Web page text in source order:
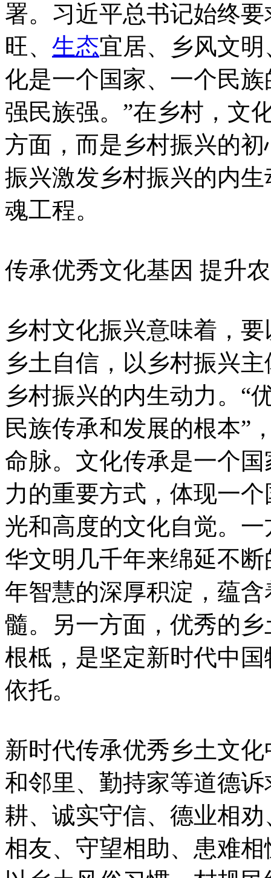
署。习近平总书记始终
旺、 生态宜居、乡风文
化是一个国家、一个民
强民族强。”在乡村，文
方面，而是乡村振兴的
振兴激发乡村振兴的内
魂工程。
传承优秀文化基因 提升
乡村文化振兴意味着，
乡土自信，以乡村振兴
乡村振兴的内生动力。“
民族传承和发展的根本”
命脉。文化传承是一个
力的重要方式，体现一
光和高度的文化自觉。
华文明几千年来绵延不
年智慧的深厚积淀，蕴
髓。另一方面，优秀的
根柢，是坚定新时代中
依托。
新时代传承优秀乡土文
和邻里、勤持家等道德
耕、诚实守信、德业相
相友、守望相助、患难